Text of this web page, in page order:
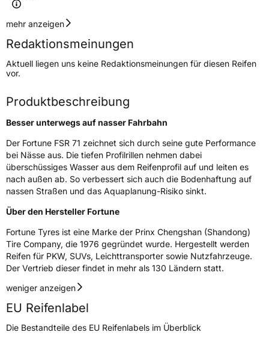
Geschwindigkeitsindex
Höchstgeschwindigkeit
160 km/h
Lastindex97/95
Höchstlast730/690 kg
Generelle Merkmale
FahrzeugtypTransporter
VerwendungSommerreifen
ModellnameFSR 71
FahrzeugartTransporter
Weitere Eigenschaften
SchlauchtypTL
Zustand Neureifen
C-ReifenJa
mehr anzeigen
Redaktionsmeinungen
Aktuell liegen uns keine Redaktionsmeinungen für diesen Reifen
vor.
Produktbeschreibung
Besser unterwegs auf nasser Fahrbahn
Der Fortune FSR 71 zeichnet sich durch seine gute Performance
bei Nässe aus. Die tiefen Profilrillen nehmen dabei
überschüssiges Wasser aus dem Reifenprofil auf und leiten es
nach außen ab. So verbessert sich auch die Bodenhaftung auf
nassen Straßen und das Aquaplanung-Risiko sinkt.
Über den Hersteller Fortune
Fortune Tyres ist eine Marke der Prinx Chengshan (Shandong)
Tire Company, die 1976 gegründet wurde. Hergestellt werden
Reifen für PKW, SUVs, Leichttransporter sowie Nutzfahrzeuge.
Der Vertrieb dieser findet in mehr als 130 Ländern statt.
weniger anzeigen
EU Reifenlabel
Die Bestandteile des EU Reifenlabels im Überblick